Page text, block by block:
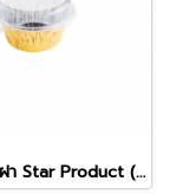
No.3040+ฝา Star Product (Gold)